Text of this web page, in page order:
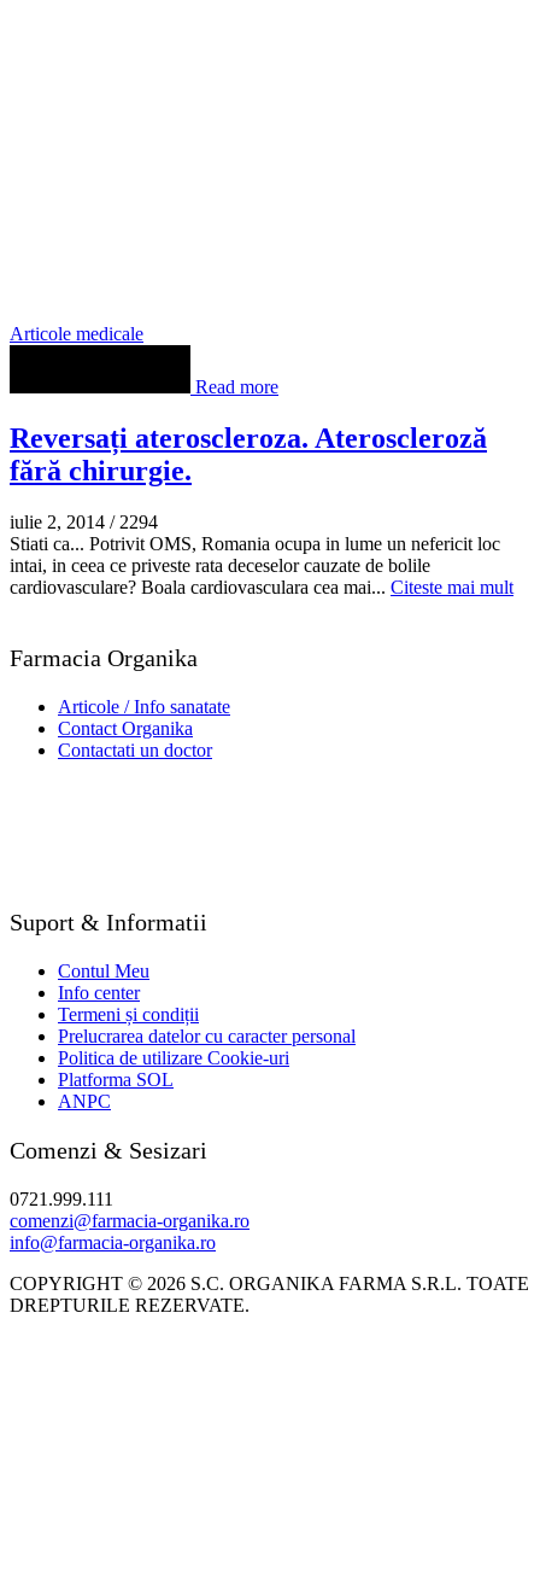
Articole medicale
Read more
Reversați ateroscleroza. Ateroscleroză
fără chirurgie.
iulie 2, 2014 / 2294
Stiati ca... Potrivit OMS, Romania ocupa in lume un nefericit loc
intai, in ceea ce priveste rata deceselor cauzate de bolile
cardiovasculare? Boala cardiovasculara cea mai... Citeste mai mult
Farmacia Organika
Articole / Info sanatate
Contact Organika
Contactati un doctor
Suport & Informatii
Contul Meu
Info center
Termeni și condiții
Prelucrarea datelor cu caracter personal
Politica de utilizare Cookie-uri
Platforma SOL
ANPC
Comenzi & Sesizari
0721.999.111
comenzi@farmacia-organika.ro
info@farmacia-organika.ro
COPYRIGHT © 2026 S.C. ORGANIKA FARMA S.R.L. TOATE
DREPTURILE REZERVATE.